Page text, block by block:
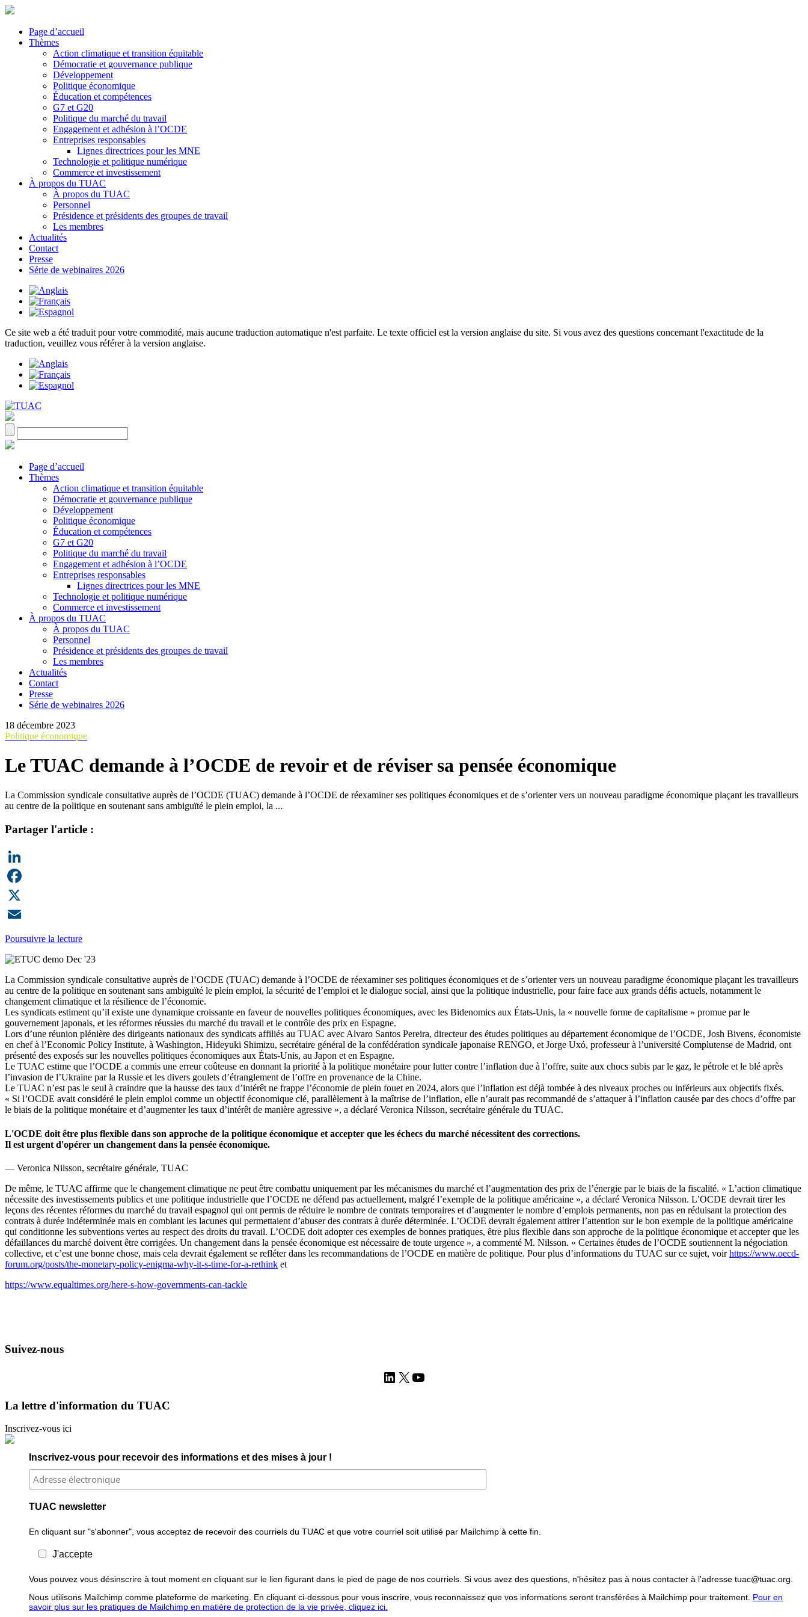
Page d’accueil
Thèmes
Action climatique et transition équitable
Démocratie et gouvernance publique
Développement
Politique économique
Éducation et compétences
G7 et G20
Politique du marché du travail
Engagement et adhésion à l’OCDE
Entreprises responsables
Lignes directrices pour les MNE
Technologie et politique numérique
Commerce et investissement
À propos du TUAC
À propos du TUAC
Personnel
Présidence et présidents des groupes de travail
Les membres
Actualités
Contact
Presse
Série de webinaires 2026
Ce site web a été traduit pour votre commodité, mais aucune traduction automatique n'est parfaite. Le texte officiel est la version anglaise du site. Si vous avez des questions concernant l'exactitude de la
traduction, veuillez vous référer à la version anglaise.
Page d’accueil
Thèmes
Action climatique et transition équitable
Démocratie et gouvernance publique
Développement
Politique économique
Éducation et compétences
G7 et G20
Politique du marché du travail
Engagement et adhésion à l’OCDE
Entreprises responsables
Lignes directrices pour les MNE
Technologie et politique numérique
Commerce et investissement
À propos du TUAC
À propos du TUAC
Personnel
Présidence et présidents des groupes de travail
Les membres
Actualités
Contact
Presse
Série de webinaires 2026
18 décembre 2023
Politique économique
Le TUAC demande à l’OCDE de revoir et de réviser sa pensée économique
La Commission syndicale consultative auprès de l’OCDE (TUAC) demande à l’OCDE de réexaminer ses politiques économiques et de s’orienter vers un nouveau paradigme économique plaçant les travailleurs
au centre de la politique en soutenant sans ambiguïté le plein emploi, la ...
Partager l'article :
LinkedIn
Facebook
X
Email
Poursuivre la lecture
La Commission syndicale consultative auprès de l’OCDE (TUAC) demande à l’OCDE de réexaminer ses politiques économiques et de s’orienter vers un nouveau paradigme économique plaçant les travailleurs
au centre de la politique en soutenant sans ambiguïté le plein emploi, la sécurité de l’emploi et le dialogue social, ainsi que la politique industrielle, pour faire face aux grands défis actuels, notamment le
changement climatique et la résilience de l’économie.
Les syndicats estiment qu’il existe une dynamique croissante en faveur de nouvelles politiques économiques, avec les Bidenomics aux États-Unis, la « nouvelle forme de capitalisme » promue par le
gouvernement japonais, et les réformes réussies du marché du travail et le contrôle des prix en Espagne.
Lors d’une réunion plénière des dirigeants nationaux des syndicats affiliés au TUAC avec Alvaro Santos Pereira, directeur des études politiques au département économique de l’OCDE, Josh Bivens, économiste
en chef à l’Economic Policy Institute, à Washington, Hideyuki Shimizu, secrétaire général de la confédération syndicale japonaise RENGO, et Jorge Uxó, professeur à l’université Complutense de Madrid, ont
présenté des exposés sur les nouvelles politiques économiques aux États-Unis, au Japon et en Espagne.
Le TUAC estime que l’OCDE a commis une erreur coûteuse en donnant la priorité à la politique monétaire pour lutter contre l’inflation due à l’offre, suite aux chocs subis par le gaz, le pétrole et le blé après
l’invasion de l’Ukraine par la Russie et les divers goulets d’étranglement de l’offre en provenance de la Chine.
Le TUAC n’est pas le seul à craindre que la hausse des taux d’intérêt ne frappe l’économie de plein fouet en 2024, alors que l’inflation est déjà tombée à des niveaux proches ou inférieurs aux objectifs fixés.
« Si l’OCDE avait considéré le plein emploi comme un objectif économique clé, parallèlement à la maîtrise de l’inflation, elle n’aurait pas recommandé de s’attaquer à l’inflation causée par des chocs d’offre par
le biais de la politique monétaire et d’augmenter les taux d’intérêt de manière agressive », a déclaré Veronica Nilsson, secrétaire générale du TUAC.
L'OCDE doit être plus flexible dans son approche de la politique économique et accepter que les échecs du marché nécessitent des corrections.
Il est urgent d'opérer un changement dans la pensée économique.
— Veronica Nilsson, secrétaire générale, TUAC
De même, le TUAC affirme que le changement climatique ne peut être combattu uniquement par les mécanismes du marché et l’augmentation des prix de l’énergie par le biais de la fiscalité. « L’action climatique
nécessite des investissements publics et une politique industrielle que l’OCDE ne défend pas actuellement, malgré l’exemple de la politique américaine », a déclaré Veronica Nilsson. L’OCDE devrait tirer les
leçons des récentes réformes du marché du travail espagnol qui ont permis de réduire le nombre de contrats temporaires et d’augmenter le nombre d’emplois permanents, non pas en réduisant la protection des
contrats à durée indéterminée mais en comblant les lacunes qui permettaient d’abuser des contrats à durée déterminée. L’OCDE devrait également attirer l’attention sur le bon exemple de la politique américaine
qui conditionne les subventions vertes au respect des droits du travail. L’OCDE doit adopter ces exemples de bonnes pratiques, être plus flexible dans son approche de la politique économique et accepter que les
défaillances du marché doivent être corrigées. Un changement dans la pensée économique est nécessaire de toute urgence », a commenté M. Nilsson. « Certaines études de l’OCDE soutiennent la négociation
collective, et c’est une bonne chose, mais cela devrait également se refléter dans les recommandations de l’OCDE en matière de politique. Pour plus d’informations du TUAC sur ce sujet, voirhttps://www.oecd-
forum.org/posts/the-monetary-policy-enigma-why-it-s-time-for-a-rethink et
https://www.equaltimes.org/here-s-how-governments-can-tackle
Suivez-nous
LinkedIn
X YouTube
La lettre d'information du TUAC
Inscrivez-vous ici
Inscrivez-vous pour recevoir des informations et des mises à jour !
TUAC newsletter
En cliquant sur "s'abonner", vous acceptez de recevoir des courriels du TUAC et que votre courriel soit utilisé par Mailchimp à cette fin.
J'accepte
Vous pouvez vous désinscrire à tout moment en cliquant sur le lien figurant dans le pied de page de nos courriels. Si vous avez des questions, n'hésitez pas à nous contacter à l'adresse tuac@tuac.org.
Nous utilisons Mailchimp comme plateforme de marketing. En cliquant ci-dessous pour vous inscrire, vous reconnaissez que vos informations seront transférées à Mailchimp pour traitement. Pour en
savoir plus sur les pratiques de Mailchimp en matière de protection de la vie privée, cliquez ici.